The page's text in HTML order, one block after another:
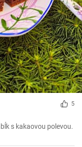
5
s kakaovou polevou.